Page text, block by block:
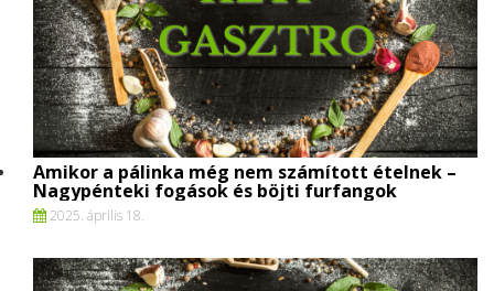
Amikor a pálinka még nem számított ételnek –
Nagypénteki fogások és böjti furfangok
2025. április 18.